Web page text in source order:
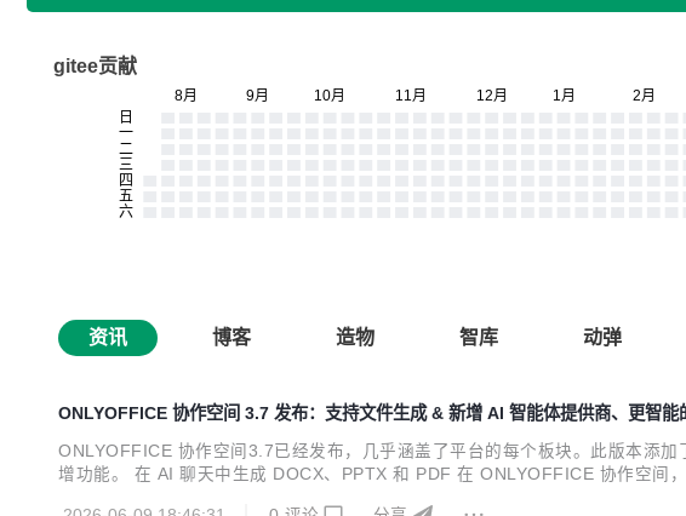
gitee贡献
资讯 博客 造物 智库 动弹
ONLYOFFICE 协作空间 3.7 发布：支持文件生成 & 新增 AI 智能体提供商、更智能
ONLYOFFICE 协作空间3.7已经发布，几乎涵盖了平台的每个板块。此版本添
增功能。 在 AI 聊天中生成 DOCX、PPTX 和 PDF 在 ONLYOFFICE 协作空间